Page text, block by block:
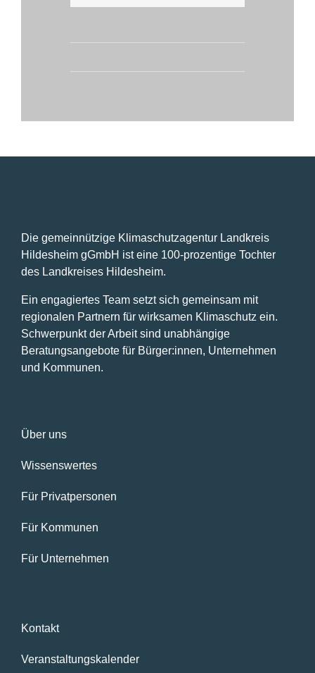
Die gemeinnützige Klimaschutzagentur Landkreis
Hildesheim gGmbH ist eine 100-prozentige Tochter
des Landkreises Hildesheim.
Ein engagiertes Team setzt sich gemeinsam mit
regionalen Partnern für wirksamen Klimaschutz ein.
Schwerpunkt der Arbeit sind unabhängige
Beratungsangebote für Bürger:innen, Unternehmen
und Kommunen.
Über uns
Wissenswertes
Für Privatpersonen
Für Kommunen
Für Unternehmen
Kontakt
Veranstaltungskalender